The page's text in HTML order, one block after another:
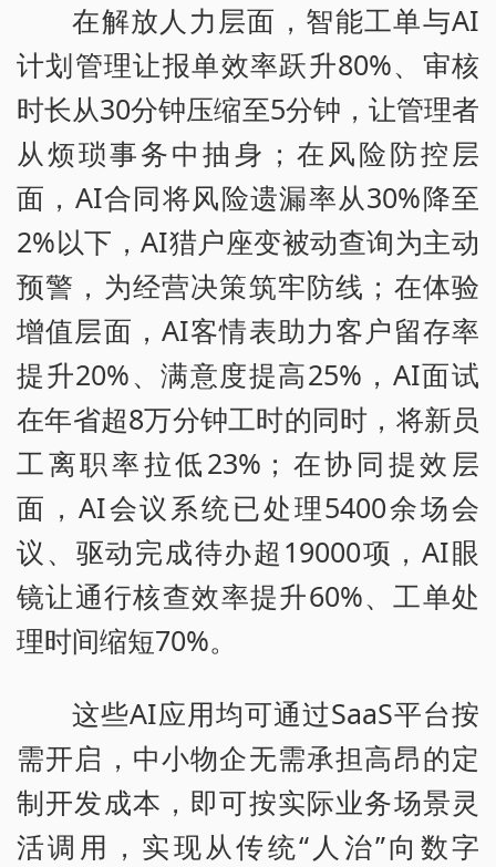
在解放人力层面，智能工单与AI
计划管理让报单效率跃升80%、审核
时长从30分钟压缩至5分钟，让管理者
从烦琐事务中抽身；在风险防控层
面，AI合同将风险遗漏率从30%降至
2%以下，AI猎户座变被动查询为主动
预警，为经营决策筑牢防线；在体验
增值层面，AI客情表助力客户留存率
提升20%、满意度提高25%，AI面试
在年省超8万分钟工时的同时，将新员
工离职率拉低23%；在协同提效层
面，AI会议系统已处理5400余场会
议、驱动完成待办超19000项，AI眼
镜让通行核查效率提升60%、工单处
理时间缩短70%。
这些AI应用均可通过SaaS平台按
需开启，中小物企无需承担高昂的定
制开发成本，即可按实际业务场景灵
活调用，实现从传统“人治”向数字